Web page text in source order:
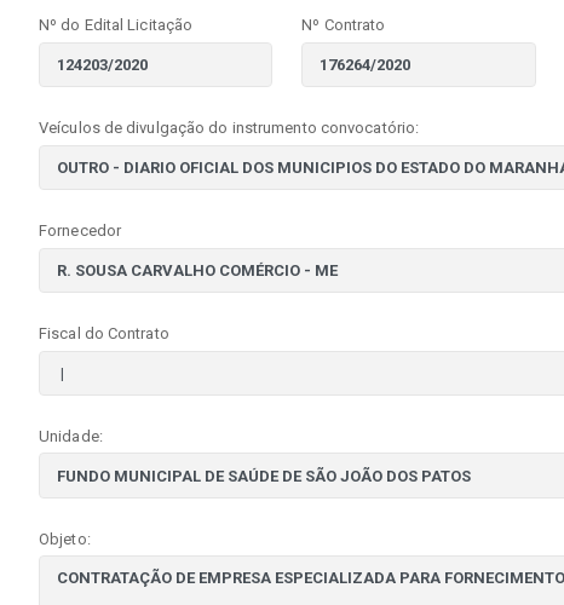
Nº do Edital Licitação Nº Contrato
Veículos de divulgação do instrumento convocatório:
Fornecedor
Fiscal do Contrato
Unidade:
Objeto: